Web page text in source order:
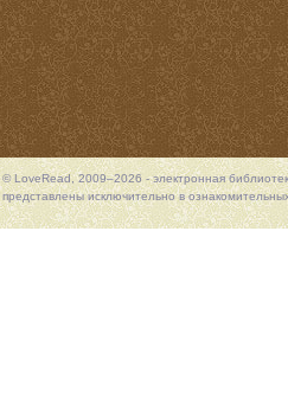
© LoveRead, 2009–2026 - электронная
представлены исключительно в